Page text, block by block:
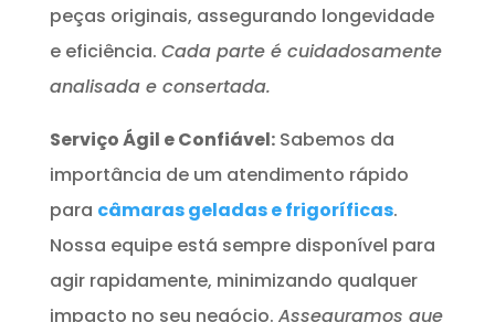
peças originais, assegurando longevidade
e eficiência. Cada parte é cuidadosamente
analisada e consertada.
Serviço Ágil e Confiável:Sabemos da
importância de um atendimento rápido
para câmaras geladas e frigoríficas.
Nossa equipe está sempre disponível para
agir rapidamente, minimizando qualquer
impacto no seu negócio. Asseguramos que